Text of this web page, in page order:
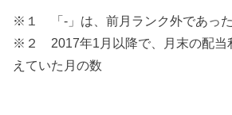
※１ 「-」は、前月ランク外であっ
※２ 2017年1月以降で、月末の配当
えていた月の数